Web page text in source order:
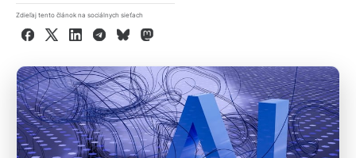
Zdieľaj tento článok na sociálnych sieťach
Facebook
X LinkedInTelegram
BlueskyMastodon